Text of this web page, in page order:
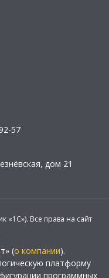
57
дом 21
«1С»). Все права на сайт
(о компании).
платформу
программных